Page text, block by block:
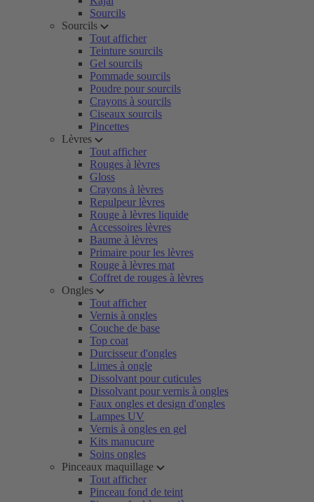
Sourcils
Sourcils
Tout afficher
Teinture sourcils
Gel sourcils
Pommade sourcils
Poudre pour sourcils
Crayons à sourcils
Ciseaux sourcils
Pincettes
Lèvres
Tout afficher
Rouges à lèvres
Gloss
Crayons à lèvres
Repulpeur lèvres
Rouge à lèvres liquide
Accessoires lèvres
Baume à lèvres
Primaire pour les lèvres
Rouge à lèvres mat
Coffret de rouges à lèvres
Ongles
Tout afficher
Vernis à ongles
Couche de base
Top coat
Durcisseur d'ongles
Limes à ongle
Dissolvant pour cuticules
Dissolvant pour vernis à ongles
Faux ongles et design d'ongles
Lampes UV
Vernis à ongles en gel
Kits manucure
Soins ongles
Pinceaux maquillage
Tout afficher
Pinceau fond de teint